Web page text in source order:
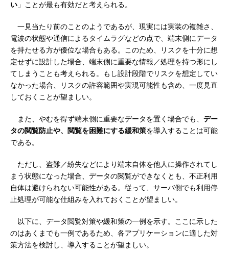
い 」ことが最も有効だと考えられる。
一見当たり前のことのようであるが、現実には実装の複雑さ、
電波の状態や通信によるタイムラグなどの点で、端末側にデータ
を持たせる方が優位な場合もある。このため、リスクを十分に想
定せずに設計した場合、端末側に重要な情報／処理を持つ形にし
てしまうことも考えられる。もし設計段階でリスクを想定してい
なかった場合、リスクの許容範囲や実現可能性も含め、一度見直
しておくことが望ましい。
また、やむを得ず端末側に重要なデータを置く場合でも、 デー
タの閲覧防止や、閲覧を困難にする緩和策を導入することは可能
である。
ただし、盗難／紛失などにより端末自体を他人に操作されてし
まう状態になった場合、データの閲覧ができなくとも、不正利用
自体は避けられない可能性がある。従って、サーバ側でも利用停
止処理が可能な仕組みを入れておくことが望ましい。
以下に、データ閲覧対策や緩和策の一例を示す。ここに示した
のはあくまでも一例であるため、各アプリケーションに適した対
策方法を検討し、導入することが望ましい。